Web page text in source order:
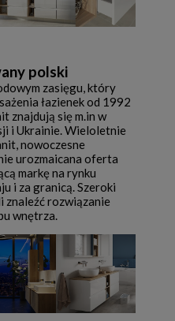
polski
zasięgu, który
łazienek od 1992
znajdują się m.in w
i Ukrainie. Wieloletnie
nowoczesne
urozmaicana oferta
markę na rynku
i za granicą. Szeroki
rozwiązanie
wnętrza.